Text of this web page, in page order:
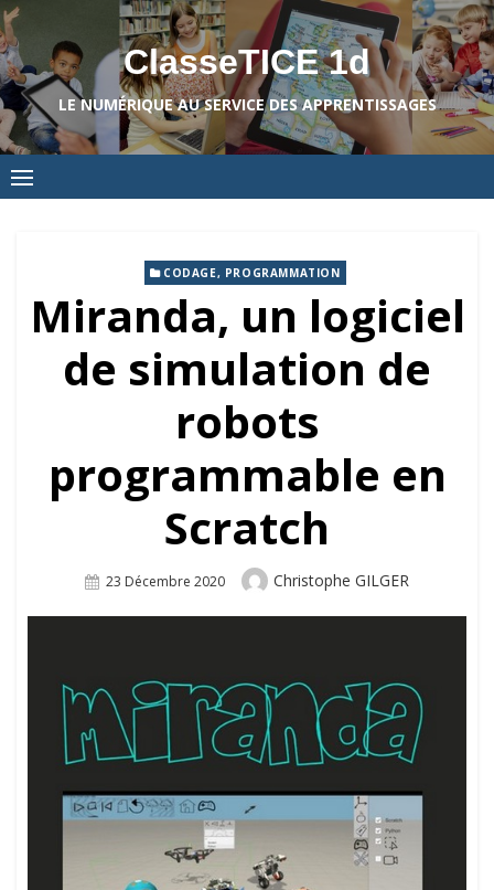
Skip
to
content
ClasseTICE 1d
LE NUMÉRIQUE AU SERVICE DES APPRENTISSAGES
CODAGE, PROGRAMMATION
Miranda, un logiciel
de simulation de
robots
programmable en
Scratch
Posted
23 Décembre 2020 Author
Christophe GILGER